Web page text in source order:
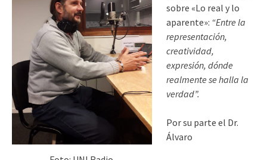
sobre «Lo real y lo
aparente»: “Entre la
representación,
creatividad,
expresión, dónde
realmente se halla la
verdad”.
Por su parte el Dr.
Álvaro